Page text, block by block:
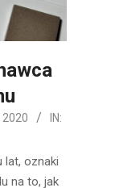
2020
IN:
lat, oznaki
na to, jak